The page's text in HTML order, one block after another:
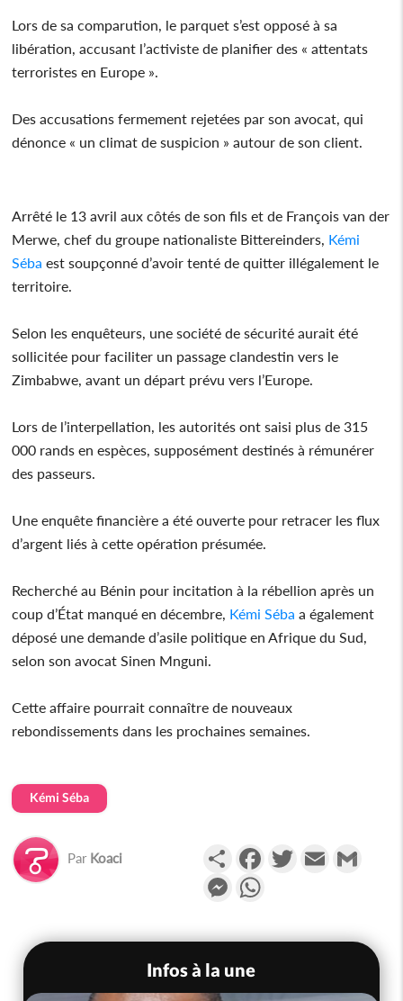
Lors de sa comparution, le parquet s’est opposé à sa
libération, accusant l’activiste de planifier des « attentats
terroristes en Europe ».
Des accusations fermement rejetées par son avocat, qui
dénonce « un climat de suspicion » autour de son client.
Arrêté le 13 avril aux côtés de son fils et de François van der
Merwe, chef du groupe nationaliste Bittereinders, Kémi
Séba est soupçonné d’avoir tenté de quitter illégalement le
territoire.
Selon les enquêteurs, une société de sécurité aurait été
sollicitée pour faciliter un passage clandestin vers le
Zimbabwe, avant un départ prévu vers l’Europe.
Lors de l’interpellation, les autorités ont saisi plus de 315
000 rands en espèces, supposément destinés à rémunérer
des passeurs.
Une enquête financière a été ouverte pour retracer les flux
d’argent liés à cette opération présumée.
Recherché au Bénin pour incitation à la rébellion après un
coup d’État manqué en décembre, Kémi Séba a également
déposé une demande d’asile politique en Afrique du Sud,
selon son avocat Sinen Mnguni.
Cette affaire pourrait connaître de nouveaux
rebondissements dans les prochaines semaines.
Kémi Séba
Par Koaci PartagerFacebookTwitterEmail
Messenger
Infos à la une